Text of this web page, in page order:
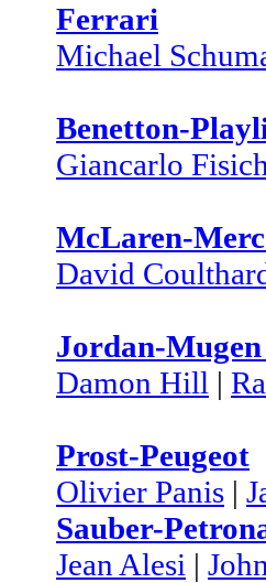
Ferrari
Michael
Benetton-
Giancarlo
McLaren-
David
Jordan-
Damon Hill |
Prost-Peugeot
Olivier Panis |
Sauber-
Jean Alesi |